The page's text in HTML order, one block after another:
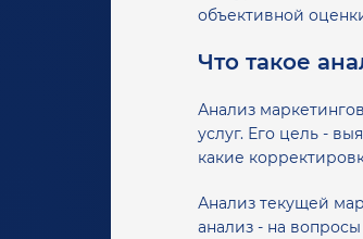
объективной
Что такое
Анализ
услуг. Его цель -
какие
Анализ текущей
анализ - на